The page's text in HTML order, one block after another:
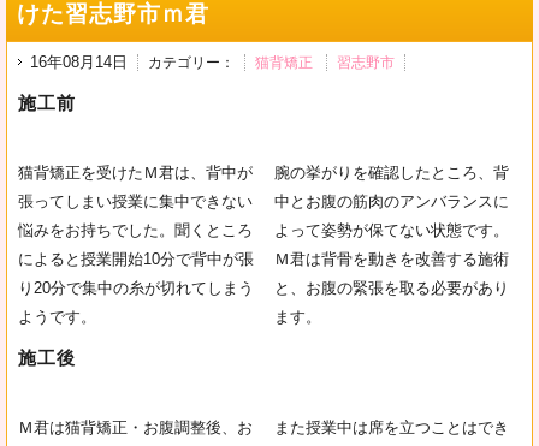
けた習志野市ｍ君
16年08月14日 カテゴリー： 猫背矯正 習志野市
施工前
猫背矯正を受けたＭ君は、背中が
張ってしまい授業に集中できない
悩みをお持ちでした。聞くところ
によると授業開始10分で背中が張
り20分で集中の糸が切れてしまう
ようです。
腕の挙がりを確認したところ、背
中とお腹の筋肉のアンバランスに
よって姿勢が保てない状態です。
Ｍ君は背骨を動きを改善する施術
と、お腹の緊張を取る必要があり
ます。
施工後
Ｍ君は猫背矯正・お腹調整後、お
また授業中は席を立つことはでき